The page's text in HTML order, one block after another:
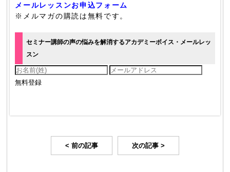
メールレッスンお申込フォーム
※メルマガの購読は無料です。
セミナー講師の声の悩みを解消するアカデミーボイス・メールレッ
スン
< 前の記事 次の記事 >